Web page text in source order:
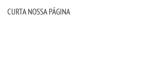
CURTA NOSSA PÁGINA